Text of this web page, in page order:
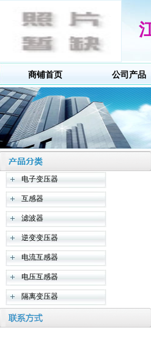
商铺首页 公司产品
电子变压器
互感器
滤波器
逆变变压器
电流互感器
电压互感器
隔离变压器